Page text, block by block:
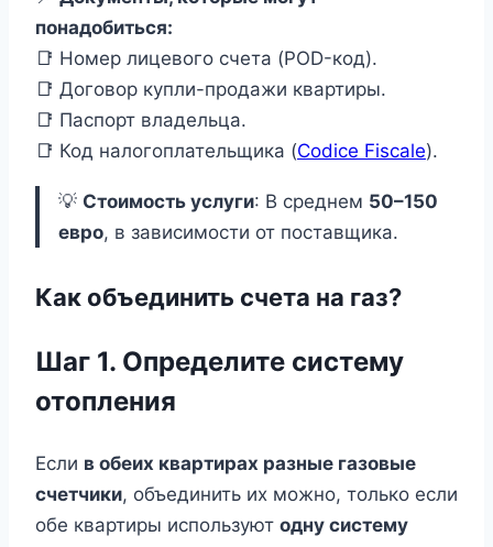
понадобиться:
📑 Номер лицевого счета (POD-код).
📑 Договор купли-продажи квартиры.
📑 Паспорт владельца.
📑 Код налогоплательщика (Codice Fiscale).
💡 Стоимость услуги: В среднем 50–150
евро, в зависимости от поставщика.
Как объединить счета на газ?
Шаг 1. Определите систему
отопления
Если в обеих квартирах разные газовые
счетчики, объединить их можно, только если
обе квартиры используют одну систему